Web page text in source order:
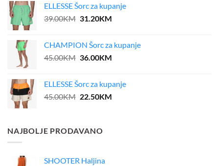
ELLESSE Šorc za kupanje
39.00KM Original
39.00KM.
31.20KMCurrent
31.20KM.
CHAMPION Šorc za kupanje
45.00KM Original
45.00KM.
36.00KMCurrent
36.00KM.
ELLESSE Šorc za kupanje
45.00KM Original
45.00KM.
22.50KMCurrent
NAJBOLJE PRODAVANO
SHOOTER Haljina